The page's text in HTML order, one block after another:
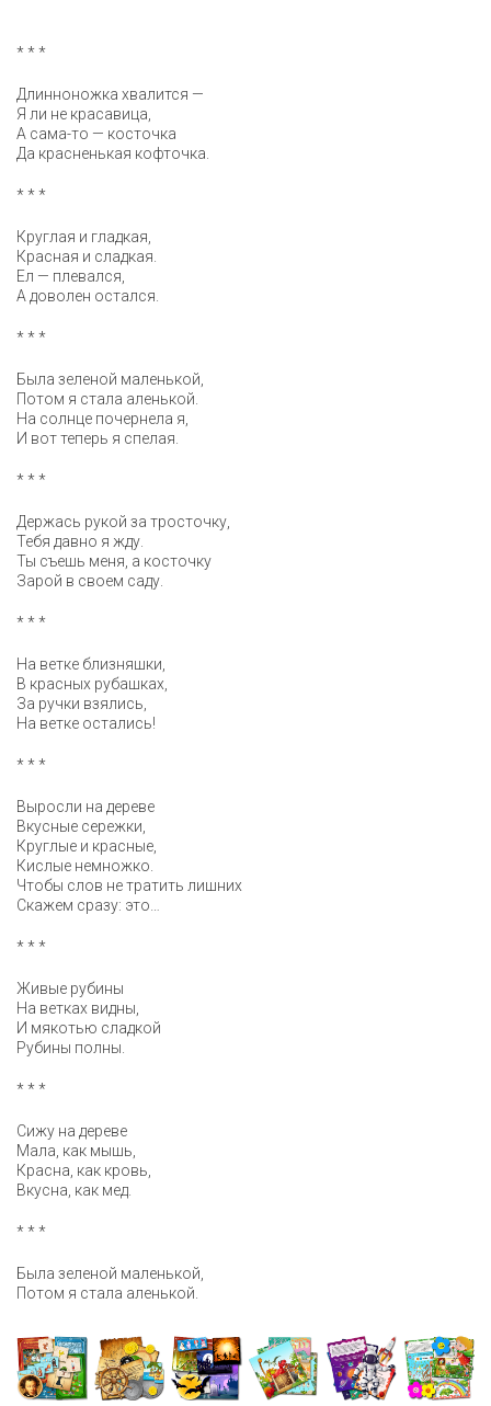
* * *
Длинноножка хвалится —
Я ли не красавица,
А сама-то — косточка
Да красненькая кофточка.
* * *
Круглая и гладкая,
Красная и сладкая.
Ел — плевался,
А доволен остался.
* * *
Была зеленой маленькой,
Потом я стала аленькой.
На солнце почернела я,
И вот теперь я спелая.
* * *
Держась рукой за тросточку,
Тебя давно я жду.
Ты съешь меня, а косточку
Зарой в своем саду.
* * *
На ветке близняшки,
В красных рубашках,
За ручки взялись,
На ветке остались!
* * *
Выросли на дереве
Вкусные сережки,
Круглые и красные,
Кислые немножко.
Чтобы слов не тратить лишних
Скажем сразу: это…
* * *
Живые рубины
На ветках видны,
И мякотью сладкой
Рубины полны.
* * *
Сижу на дереве
Мала, как мышь,
Красна, как кровь,
Вкусна, как мед.
* * *
Была зеленой маленькой,
Потом я стала аленькой.